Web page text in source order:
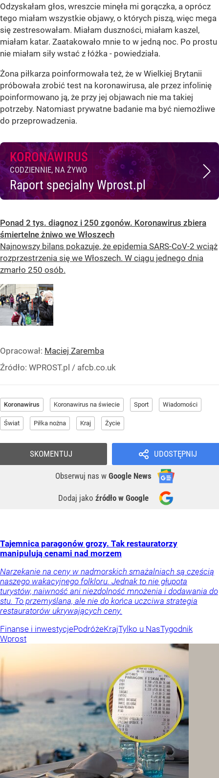
Odzyskałam głos, wreszcie minęła mi gorączka, a oprócz
tego miałam wszystkie objawy, o których piszą, więc mega
się zestresowałam. Miałam duszności, miałam kaszel,
miałam katar. Zaatakowało mnie to w jedną noc. Po prostu
nie miałam siły wstać z łóżka - powiedziała.
Żona piłkarza poinformowała też, że w Wielkiej Brytanii
próbowała zrobić test na koronawirusa, ale przez infolinię
poinformowano ją, że przy jej objawach nie ma takiej
potrzeby. Natomiast prywatne badanie ma być niemożliwe
do przeprowadzenia.
KORONAWIRUS
CODZIENNIE, NA ŻYWO
Raport specjalny Wprost.pl
Ponad 2 tys. diagnoz i 250 zgonów. Koronawirus zbiera
śmiertelne żniwo we Włoszech
Najnowszy bilans pokazuje, że epidemia SARS-CoV-2 wciąż
rozprzestrzenia się we Włoszech. W ciągu jednego dnia
zmarło 250 osób.
Opracował: Maciej Zaremba
Źródło: WPROST.pl / afcb.co.uk
Koronawirus Koronawirus na świecie Sport Wiadomości
Świat Piłka nożna Kraj Życie
UDOSTĘPNIJ
Obserwuj nas w Google News
Dodaj jako źródło w Google
SKOMENTUJ
Tajemnica paragonów grozy. Tak restauratorzy
manipulują cenami nad morzem
Narzekanie na ceny w nadmorskich smażalniach są częścią
naszego wakacyjnego folkloru. Jednak to nie głupota
turystów, naiwność ani niezdolność mnożenia i dodawania do
stu. To przemyślana, ale nie do końca uczciwa strategia
restauratorów ukrywających ceny.
Finanse i inwestycjePodróżeKrajTylko u NasTygodnik
Wprost